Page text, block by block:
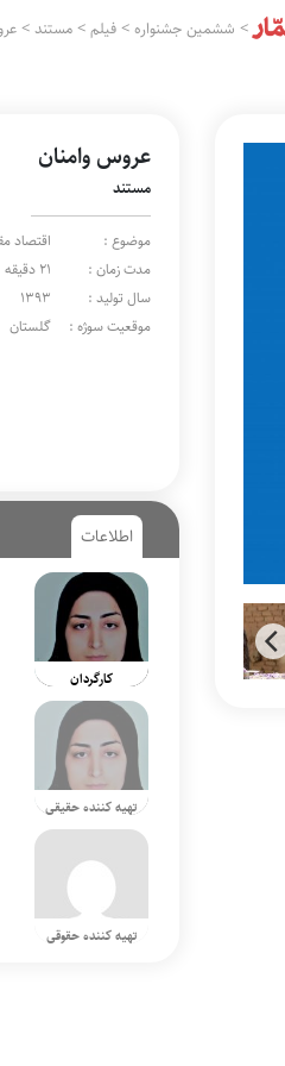
> ششمین جشنواره >فیلم >مستند >
عروس وامنان
مستند
موضوع :
اقتصاد
مدت زمان :
21 دقیقه
سال تولید :
1393
موقعیت سوژه :
گلستان
اطلاعات
کارگردان
تهیه کننده حقیقی
تهیه کننده حقوقی